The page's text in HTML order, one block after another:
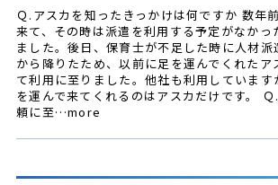
Ｑ.アスカを知ったきっかけは何ですか 数年
来て、その時は派遣を利用する予定がなかっ
ました。後日、保育士が不足した時に人材
から降りたため、以前に足を運んでくれたア
て利用に至りました。他社も利用しています
を運んで来てくれるのはアスカだけです。
頼に至…more